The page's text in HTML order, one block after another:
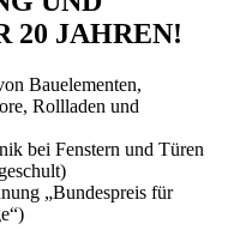
20 JAHREN!
Bauelementen,
Rollladen und
bei Fenstern und Türen
„Bundespreis für